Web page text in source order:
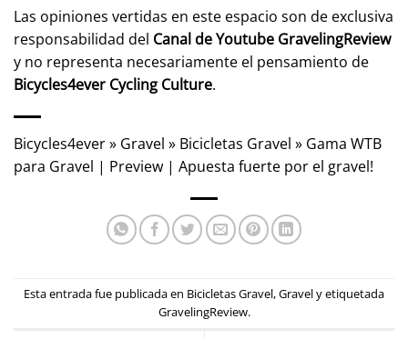
Las opiniones vertidas en este espacio son de exclusiva
responsabilidad del Canal de Youtube GravelingReview
y no representa necesariamente el pensamiento de
Bicycles4ever Cycling Culture.
Bicycles4ever» Gravel » Bicicletas Gravel » Gama WTB
para Gravel | Preview | Apuesta fuerte por el gravel!
Esta entrada fue publicada en Bicicletas Gravel,Gravely etiquetada
GravelingReview.